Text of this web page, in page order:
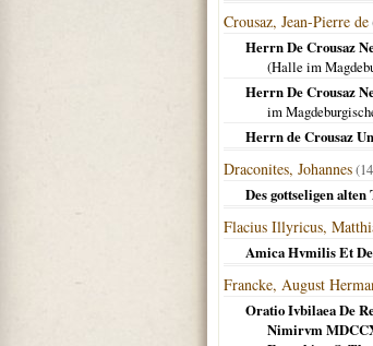
Crousaz, Jean-Pierre de
Herrn De Crousaz
(Halle im
Herrn De Crousaz
im
Herrn de Crousaz
Draconites, Johannes
Des gottseligen
Flacius Illyricus,
Amica Hvmilis Et
Francke, August
Oratio Ivbilaea De
Nimirvm